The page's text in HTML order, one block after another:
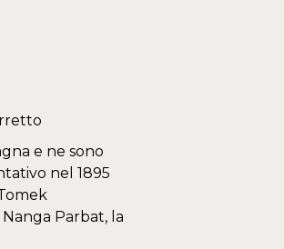
e ne sono
nel 1895
Parbat, la